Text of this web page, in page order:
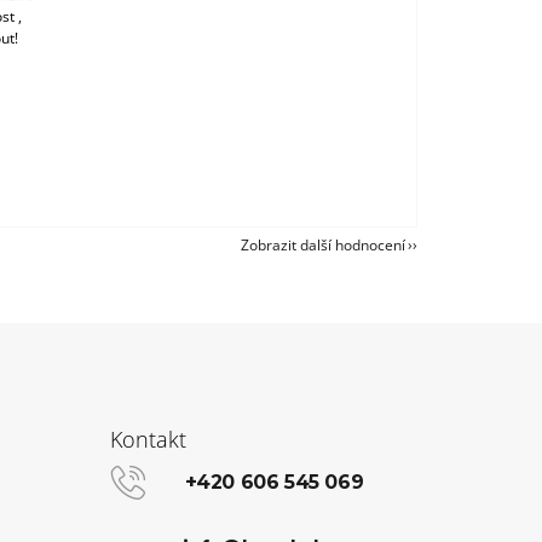
,
Zobrazit další hodnocení
Kontakt
+420 606 545 069